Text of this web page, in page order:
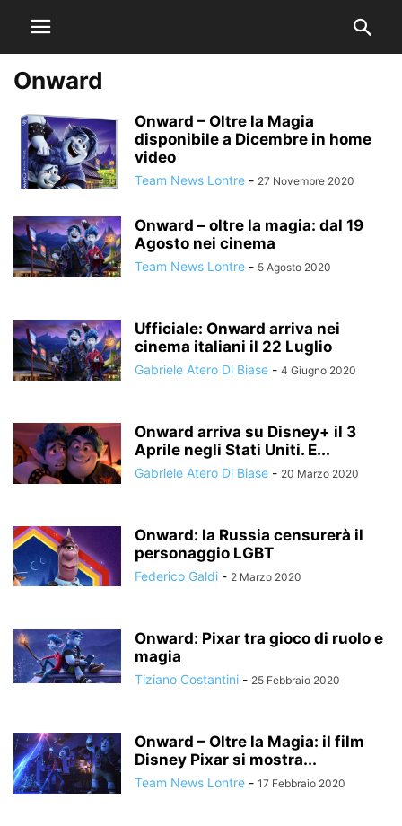
Onward
Onward – Oltre la Magia
disponibile a Dicembre in home
video
Team News Lontre - 27 Novembre 2020
Onward – oltre la magia: dal 19
Agosto nei cinema
Team News Lontre - 5 Agosto 2020
Ufficiale: Onward arriva nei
cinema italiani il 22 Luglio
Gabriele Atero Di Biase - 4 Giugno 2020
Onward arriva su Disney+ il 3
Aprile negli Stati Uniti. E...
Gabriele Atero Di Biase - 20 Marzo 2020
Onward: la Russia censurerà il
personaggio LGBT
Federico Galdi - 2 Marzo 2020
Onward: Pixar tra gioco di ruolo e
magia
Tiziano Costantini - 25 Febbraio 2020
Onward – Oltre la Magia: il film
Disney Pixar si mostra...
Team News Lontre - 17 Febbraio 2020